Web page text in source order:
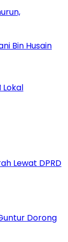
Lokal
Lewat DPRD
Dorong